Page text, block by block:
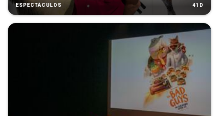
ESPECTÁCULOS 41D